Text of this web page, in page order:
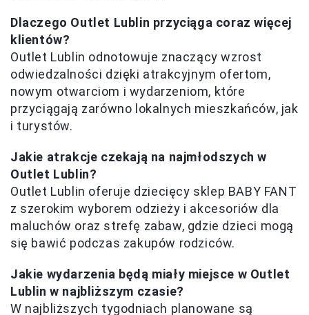
Dlaczego Outlet Lublin przyciąga coraz więcej
klientów?
Outlet Lublin odnotowuje znaczący wzrost
odwiedzalności dzięki atrakcyjnym ofertom,
nowym otwarciom i wydarzeniom, które
przyciągają zarówno lokalnych mieszkańców, jak
i turystów.
Jakie atrakcje czekają na najmłodszych w
Outlet Lublin?
Outlet Lublin oferuje dziecięcy sklep BABY FANT
z szerokim wyborem odzieży i akcesoriów dla
maluchów oraz strefę zabaw, gdzie dzieci mogą
się bawić podczas zakupów rodziców.
Jakie wydarzenia będą miały miejsce w Outlet
Lublin w najbliższym czasie?
W najbliższych tygodniach planowane są